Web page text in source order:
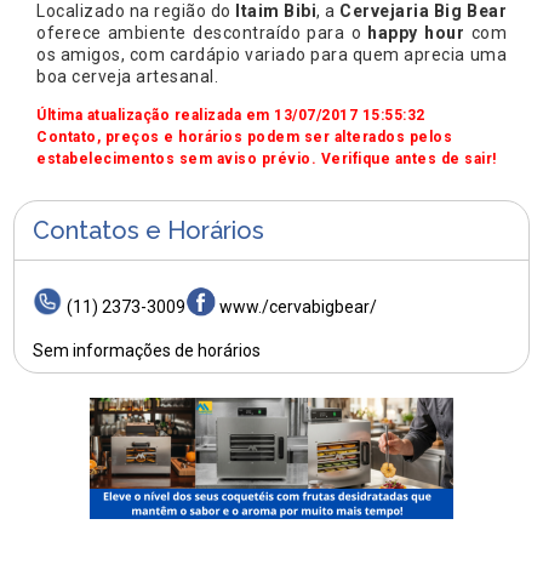
Localizado na região do Itaim Bibi, a Cervejaria Big Bear
oferece ambiente descontraído para o happy hour com
os amigos, com cardápio variado para quem aprecia uma
boa cerveja artesanal.
Última atualização realizada em 13/07/2017 15:55:32
Contato, preços e horários podem ser alterados pelos
estabelecimentos sem aviso prévio. Verifique antes de sair!
Contatos e Horários
(11) 2373-3009 www./cervabigbear/
Sem informações de horários